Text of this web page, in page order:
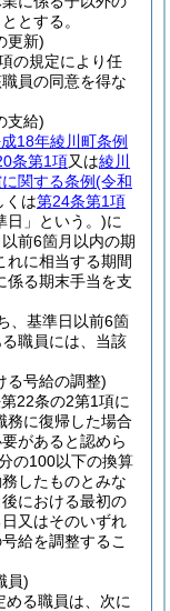
とする。
更新)
の規定により任
員の同意を得な
支給)
18年綾川町条例
条第1項又は綾川
関する条例(令和
くは第24条第1項
日」という。)に
前6箇月以内の期
れに相当する期間
係る期末手当を支
、基準日以前6箇
職員には、当該
る号給の調整)
22条の2第1項に
務に復帰した場合
があると認めら
の100以下の換算
したものとみな
における最初の
又はそのいずれ
給を調整するこ
員)
る職員は、次に